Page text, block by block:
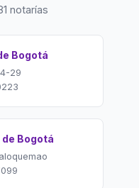
notarías
Bogotá
29
Bogotá